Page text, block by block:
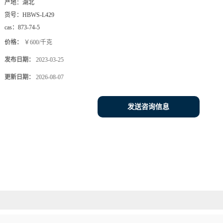
产地： 湖北
货号： HBWS-L429
cas： 873-74-5
价格： ￥600/千克
发布日期： 2023-03-25
更新日期： 2026-08-07
发送咨询信息